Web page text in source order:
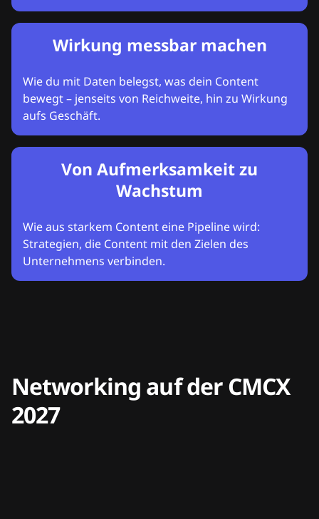
Wirkung messbar machen
Wie du mit Daten belegst, was dein Content
bewegt – jenseits von Reichweite, hin zu Wirkung
aufs Geschäft.
Von Aufmerksamkeit zu
Wachstum
Wie aus starkem Content eine Pipeline wird:
Strategien, die Content mit den Zielen des
Unternehmens verbinden.
Networking auf der CMCX
2027